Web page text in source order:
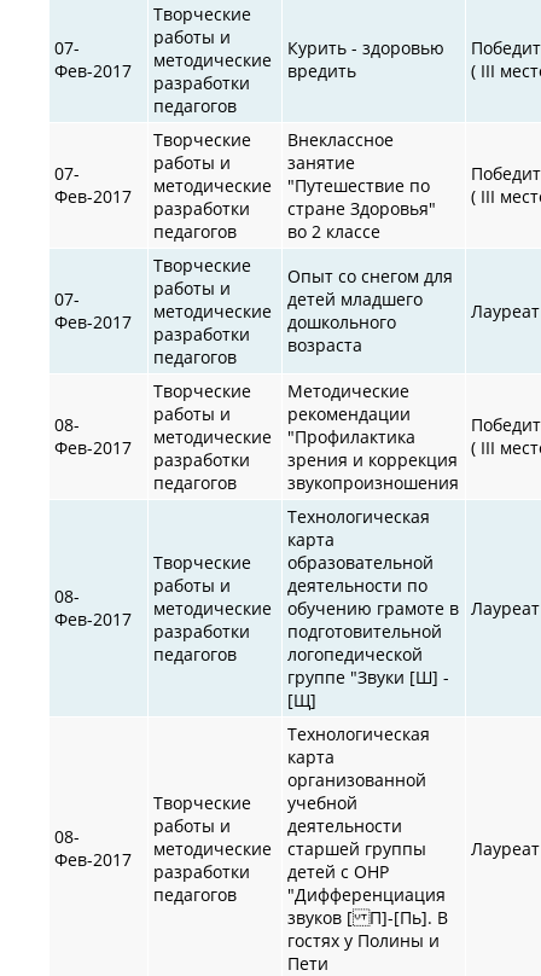
07-
Фев-2017
Творческие
работы и
методические
разработки
педагогов
Курить - здоровью
вредить
( III
07-
Фев-2017
Творческие
работы и
методические
разработки
педагогов
Внеклассное
занятие
"Путешествие по
стране Здоровья"
во 2 классе
( III
07-
Фев-2017
Творческие
работы и
методические
разработки
педагогов
Опыт со снегом для
детей младшего
дошкольного
возраста
Лауреат
08-
Фев-2017
Творческие
работы и
методические
разработки
педагогов
Методические
рекомендации
"Профилактика
зрения и коррекция
звукопроизношения
( III
08-
Фев-2017
Творческие
работы и
методические
разработки
педагогов
Технологическая
карта
образовательной
деятельности по
обучению грамоте в
подготовительной
логопедической
группе "Звуки [Ш] -
[Щ]
Лауреат
08-
Фев-2017
Творческие
работы и
методические
разработки
педагогов
Технологическая
карта
организованной
учебной
деятельности
старшей группы
детей с ОНР
"Дифференциация
звуков [ П]-[Пь]. В
гостях у Полины и
Пети
Лауреат